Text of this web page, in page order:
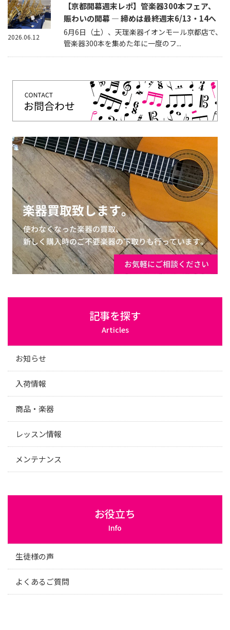
【京都開幕週末レポ】管楽器300本フェア、
賑わいの開幕 — 締めは最終週末6/13・14へ
6月6日（土）、天理楽器イオンモール京都店で、
管楽器300本を集めた年に一度のフ...
2026.06.12
記事を探す
Articles
お知らせ
入荷情報
商品・楽器
レッスン情報
メンテナンス
お役立ち
Info
生徒様の声
よくあるご質問